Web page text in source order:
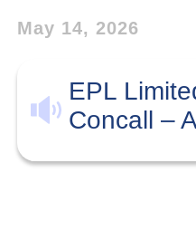
May 14, 2026
EPL
Concall –